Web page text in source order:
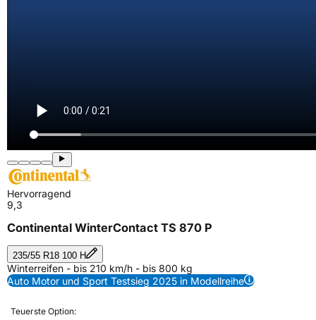
Hervorragend
9,3
Continental WinterContact TS 870 P
235/55 R18 100 H
Winterreifen - bis 210 km/h - bis 800 kg
Auto Motor und Sport Testsieg 2025 in Modellreihe
Teuerste Option: